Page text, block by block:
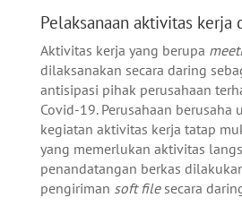
Pelaksanaan aktivitas kerja
Aktivitas kerja yang berupa
dilaksanakan secara daring
antisipasi pihak perusahaan
Covid-19. Perusahaan berusaha
kegiatan aktivitas kerja tatap
yang memerlukan aktivitas
penandatangan berkas
pengiriman soft filesecara